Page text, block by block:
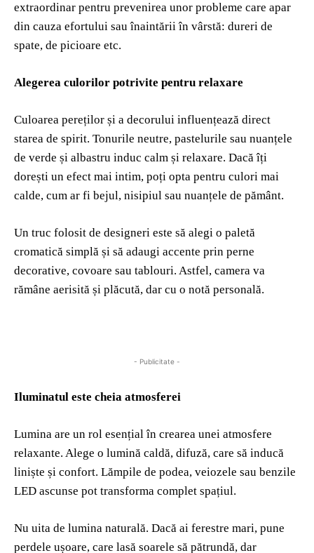
extraordinar pentru prevenirea unor probleme care apar
din cauza efortului sau înaintării în vârstă: dureri de
spate, de picioare etc.
Alegerea culorilor potrivite pentru relaxare
Culoarea pereților și a decorului influențează direct
starea de spirit. Tonurile neutre, pastelurile sau nuanțele
de verde și albastru induc calm și relaxare. Dacă îți
dorești un efect mai intim, poți opta pentru culori mai
calde, cum ar fi bejul, nisipiul sau nuanțele de pământ.
Un truc folosit de designeri este să alegi o paletă
cromatică simplă și să adaugi accente prin perne
decorative, covoare sau tablouri. Astfel, camera va
rămâne aerisită și plăcută, dar cu o notă personală.
- Publicitate -
Iluminatul este cheia atmosferei
Lumina are un rol esențial în crearea unei atmosfere
relaxante. Alege o lumină caldă, difuză, care să inducă
liniște și confort. Lămpile de podea, veiozele sau benzile
LED ascunse pot transforma complet spațiul.
Nu uita de lumina naturală. Dacă ai ferestre mari, pune
perdele ușoare, care lasă soarele să pătrundă, dar